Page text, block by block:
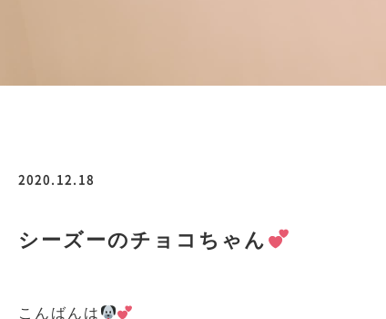
2020.12.18
シーズーのチョコちゃん
こんばんは